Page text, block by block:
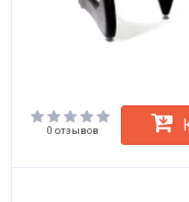
0 отзывов